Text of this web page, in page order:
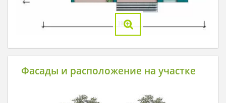
Фасады и расположение на участке